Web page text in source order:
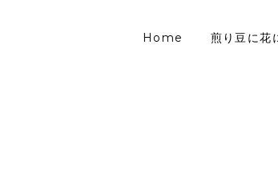
Home 煎り豆に花